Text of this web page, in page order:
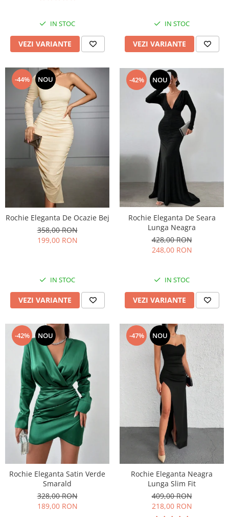
IN STOC
VEZI VARIANTE
IN STOC
VEZI VARIANTE
-44% NOU
Rochie Eleganta De Ocazie Bej
358,00 RON
199,00 RON
IN STOC
VEZI VARIANTE
-42% NOU
Rochie Eleganta De Seara
Lunga Neagra
428,00 RON
248,00 RON
IN STOC
VEZI VARIANTE
-42% NOU
Rochie Eleganta Satin Verde
Smarald
328,00 RON
189,00 RON
-47% NOU
Rochie Eleganta Neagra
Lunga Slim Fit
409,00 RON
218,00 RON